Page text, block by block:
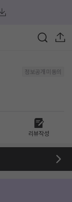
정보공개 미동의
리뷰작성